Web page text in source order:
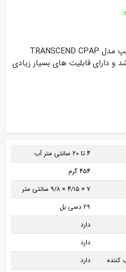
دستگاه کمک تنفسی سی پپ مدل TRANSCEND CPAP
و دارای قابلیت های بسیار زیادی
۴ تا ۲۰ سانتی متر آب
۴۵۴ گرم
۷ × ۴/۱۵ × ۹/۸ سانتی متر
29 دسی بل
دارد
دارد
کننده
دارد